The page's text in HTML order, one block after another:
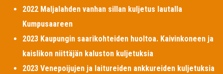
2022 Maljalahden vanhan sillan kuljetus lautalla
Kumpusaareen
2023 Kaupungin saarikohteiden huoltoa. Kaivinkoneen ja
kaislikon niittäjän kaluston kuljetuksia
2023 Venepoijujen ja laitureiden ankkureiden kuljetuksia